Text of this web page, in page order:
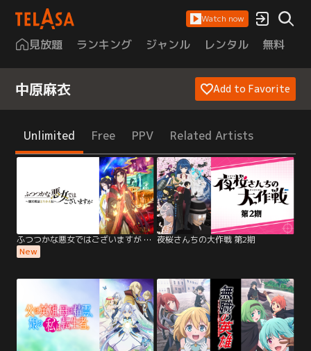
Watch now
見放題 ランキング ジャンル レンタル 無料
中原麻衣 Add to Favorite
Unlimited Free PPV Related Artists
ふつつかな悪女ではございますが ～雛宮蝶鼠とりかえ伝～
New
夜桜さんちの大作戦 第2期